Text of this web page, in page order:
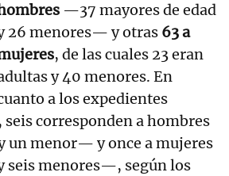
—37 mayores de edad
26 menores— y otras 63 a
, de las cuales 23 eran
y 40 menores. En
a los expedientes
corresponden a hombres
un menor— y once a mujeres
seis menores—, según los